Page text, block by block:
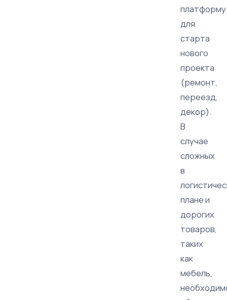
платформу
для
старта
нового
проекта
(ремонт,
переезд,
декор).
В
случае
сложных
в
плане и
дорогих
товаров,
таких
как
мебель,